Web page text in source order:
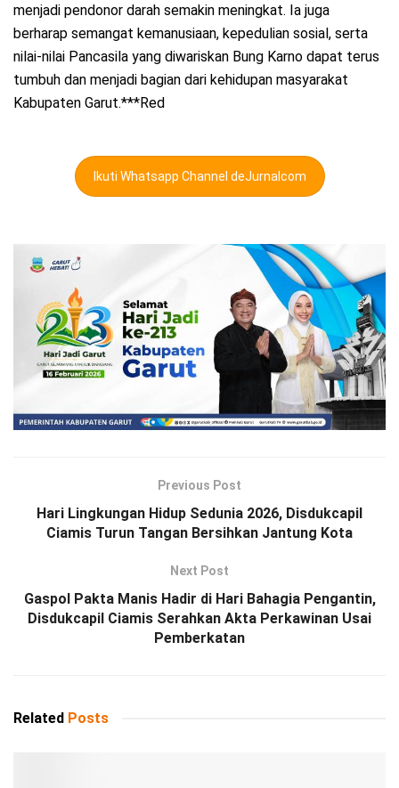
menjadi pendonor darah semakin meningkat. Ia juga
berharap semangat kemanusiaan, kepedulian sosial, serta
nilai-nilai Pancasila yang diwariskan Bung Karno dapat terus
tumbuh dan menjadi bagian dari kehidupan masyarakat
Kabupaten Garut.***Red
Ikuti Whatsapp Channel deJurnalcom
Previous Post
Hari Lingkungan Hidup Sedunia 2026, Disdukcapil
Ciamis Turun Tangan Bersihkan Jantung Kota
Next Post
Gaspol Pakta Manis Hadir di Hari Bahagia Pengantin,
Disdukcapil Ciamis Serahkan Akta Perkawinan Usai
Pemberkatan
Related Posts